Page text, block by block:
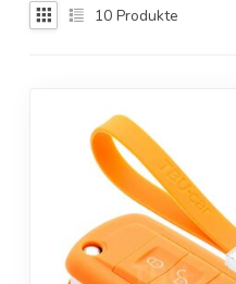
10 Produkte